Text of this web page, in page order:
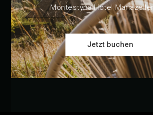
Montestyria Hotel
Jetzt buchen